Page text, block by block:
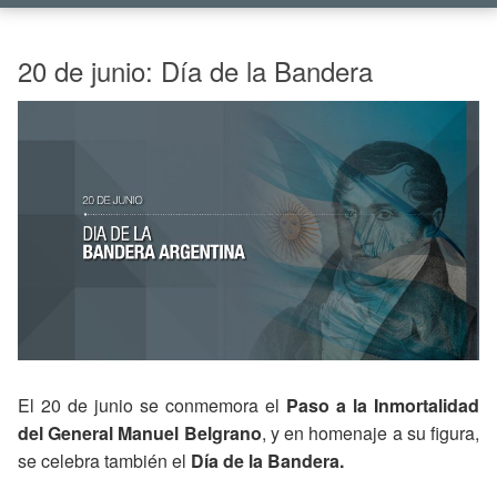
20 de junio: Día de la Bandera
El 20 de junio se conmemora el Paso a la Inmortalidad
del General Manuel Belgrano, y en homenaje a su figura,
se celebra también el Día de la Bandera.